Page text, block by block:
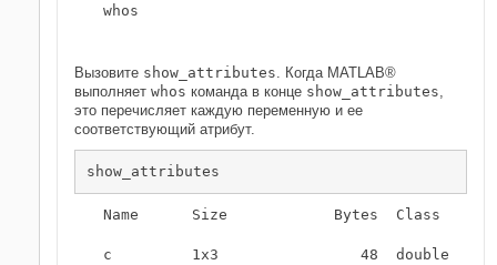
whos
Вызовите show_attributes. Когда MATLAB®
выполняет whos команда в конце show_attributes,
это перечисляет каждую переменную и ее
соответствующий атрибут.
Name      Size            Bytes  Class
c         1x3                48  double